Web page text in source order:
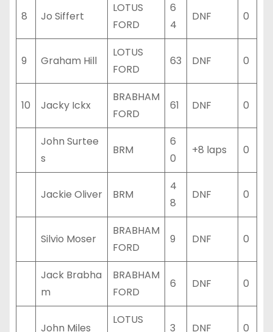
8 Jo Siffert
LOTUS
FORD
6
4
DNF 0
9 Graham Hill
LOTUS
FORD
63 DNF 0
10 Jacky Ickx
BRABHAM
FORD
61 DNF 0
John Surtee
s
BRM
6
0
+8 laps 0
Jackie Oliver BRM
4
8
DNF 0
Silvio Moser
BRABHAM
FORD
9 DNF 0
Jack Brabha
m
BRABHAM
FORD
6 DNF 0
John Miles
LOTUS
3 DNF 0